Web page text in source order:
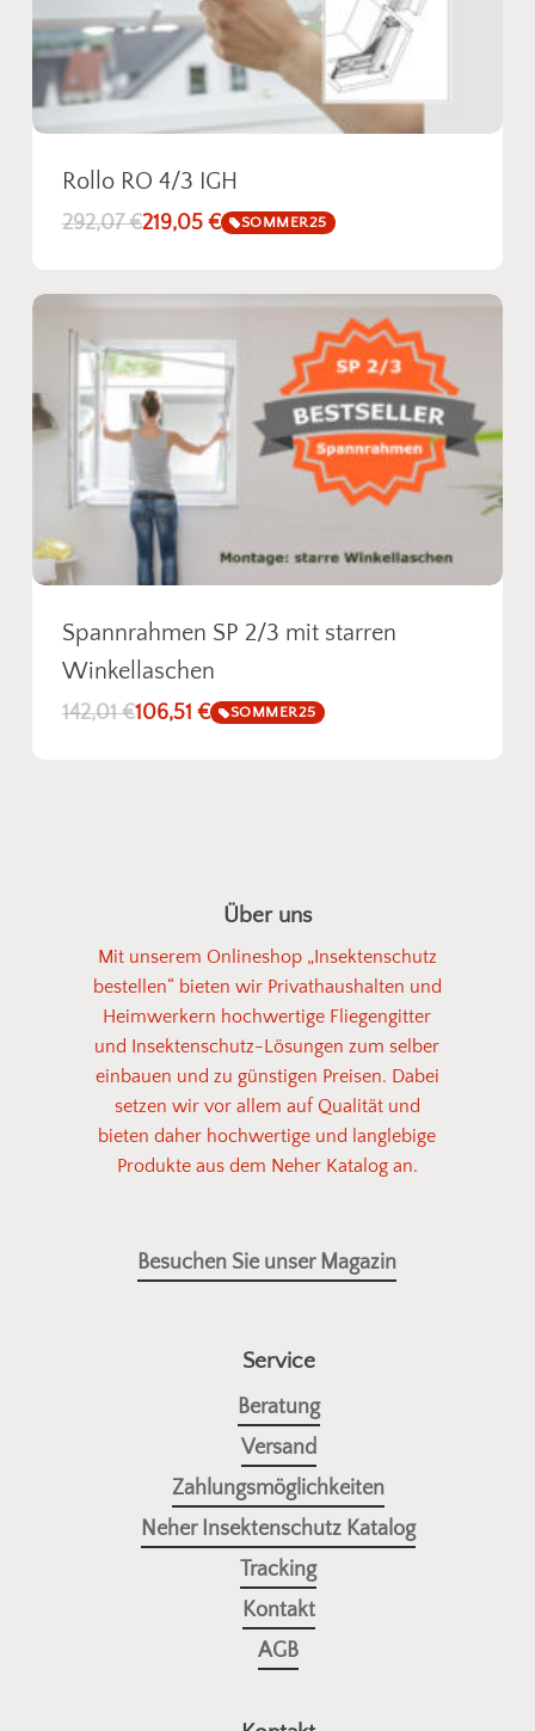
Rollo RO 4/3 IGH
292,07€219,05 € SOMMER25
Spannrahmen SP 2/3 mit starren
Winkellaschen
142,01€106,51 € SOMMER25
Über uns
Mit unserem Onlineshop „Insektenschutz
bestellen“ bieten wir Privathaushalten und
Heimwerkern hochwertige Fliegengitter
und Insektenschutz-Lösungen zum selber
einbauen und zu günstigen Preisen. Dabei
setzen wir vor allem auf Qualität und
bieten daher hochwertige und langlebige
Produkte aus dem Neher Katalog an.
Besuchen Sie unser Magazin
Service
Beratung
Versand
Zahlungsmöglichkeiten
Neher Insektenschutz Katalog
Tracking
Kontakt
AGB